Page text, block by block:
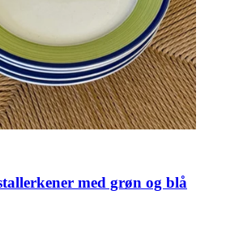
med grøn og blå